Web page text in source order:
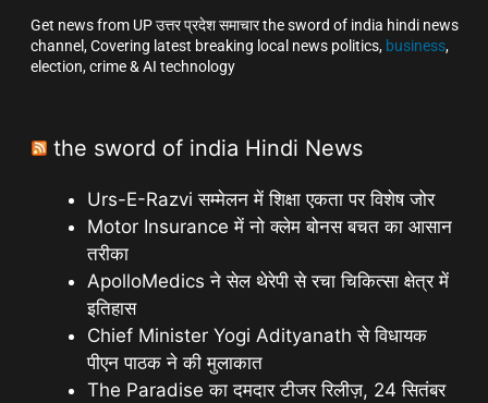
Get news from UP उत्तर प्रदेश समाचार the sword of india hindi news
channel, Covering latest breaking local news politics, business,
election, crime & AI technology
the sword of india Hindi News
Urs-E-Razvi सम्मेलन में शिक्षा एकता पर विशेष जोर
Motor Insurance में नो क्लेम बोनस बचत का आसान
तरीका
ApolloMedics ने सेल थेरेपी से रचा चिकित्सा क्षेत्र में
इतिहास
Chief Minister Yogi Adityanath से विधायक
पीएन पाठक ने की मुलाकात
The Paradise का दमदार टीजर रिलीज़, 24 सितंबर